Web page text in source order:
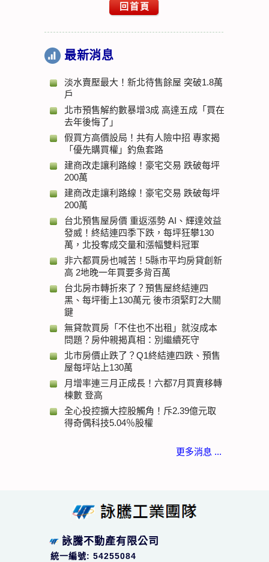
回首頁
最新消息
淡水賣壓最大！新北待售餘屋 突破1.8萬
戶
北市預售解約數暴增3成 高達五成「買在
去年後悔了」
假買方高價設局！共有人險中招 專家揭
「優先購買權」釣魚套路
建商改走讓利路線！豪宅交易 跌破每坪
200萬
建商改走讓利路線！豪宅交易 跌破每坪
200萬
台北預售屋房價 重返漲勢 AI、輝達效益
發威！終結連四季下跌，每坪狂攀130
萬，北投奪成交量和漲幅雙料冠軍
非六都買房也喊苦！5縣市平均房貸創新
高 2地晚一年買要多背百萬
台北房市轉折來了？預售屋終結連四
黑、每坪衝上130萬元 後市須緊盯2大關
鍵
無貸款買房「不住也不出租」就沒成本
問題？房仲親揭真相：別繼續死守
北市房價止跌了？Q1終結連四跌、預售
屋每坪站上130萬
月增率連三月正成長！六都7月買賣移轉
棟數 登高
全心投控擴大控股觸角！斥2.39億元取
得奇偶科技5.04％股權
更多消息 ...
詠騰不動產有限公司
統一編號: 54255084